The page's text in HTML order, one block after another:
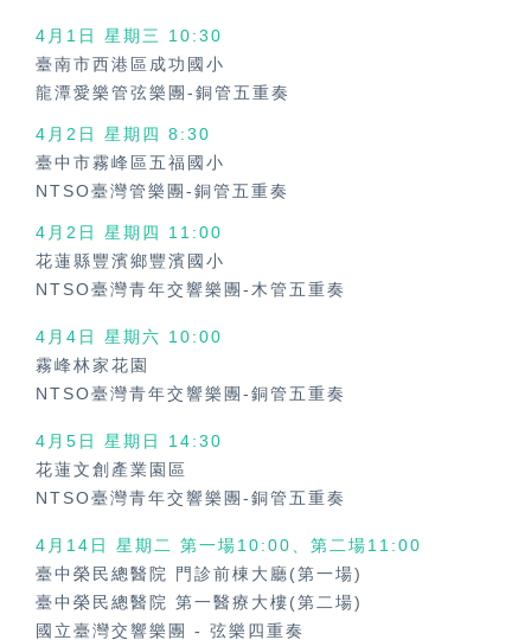
4月1日 星期三 10:30
臺南市西港區成功國小
龍潭愛樂管弦樂團-銅管五重奏
4月2日 星期四 8:30
臺中市霧峰區五福國小
NTSO臺灣管樂團-銅管五重奏
4月2日 星期四
11:00
花蓮縣豐濱鄉豐濱國小
NTSO臺灣青年交響樂團-木管五重奏
4月4日 星期六 10:00
霧峰林家花園
NTSO臺灣青年交響樂團-銅管五重奏
4月5日 星期日
14:30
花蓮文創產業園區
NTSO臺灣青年交響樂團-銅管五重奏
4月14日 星期二 第一場10:00、第二場11:00
臺中榮民總醫院 門診前棟大廳(第一場)
臺中榮民總醫院 第一醫療大樓(第二場)
國立臺灣交響樂團 - 弦樂四重奏